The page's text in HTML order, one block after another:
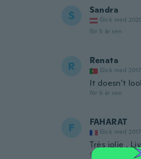
S Sandra
Gick med
för 5 år sen
R Renata
Gick med 2017
It doesn’t
för 6 år sen
F FAHARAT
Gick med 2017
Très jolie .
för 6 år sen